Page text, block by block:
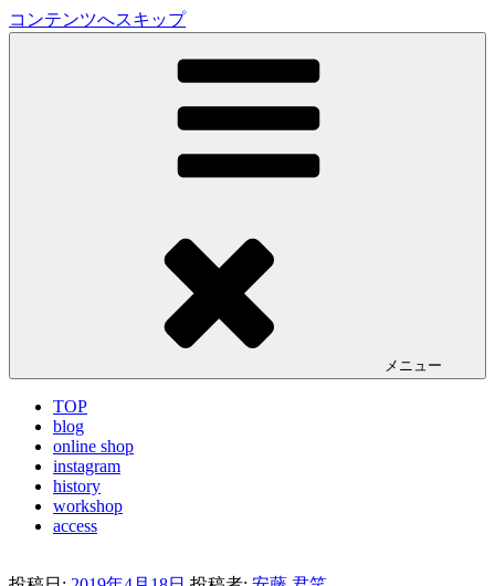
コンテンツへスキップ
LA VILLA ROUGE Blog
メニュー
TOP
blog
online shop
instagram
history
workshop
access